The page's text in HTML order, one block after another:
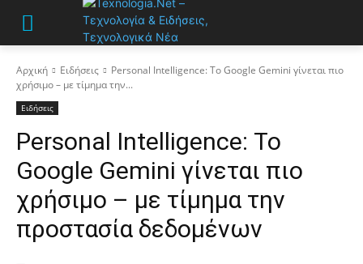
Αρχική Ειδήσεις
Personal Intelligence: Το Google Gemini γίνεται πιο
χρήσιμο – με τίμημα την...
Ειδήσεις
Personal Intelligence: Το
Google Gemini γίνεται πιο
χρήσιμο – με τίμημα την
προστασία δεδομένων